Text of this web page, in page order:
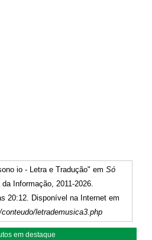
io - Letra e Tradução" emSó
Informação, 2011-2026.
20:12. Disponível na Internet em
letrademusica3.php
em destaque